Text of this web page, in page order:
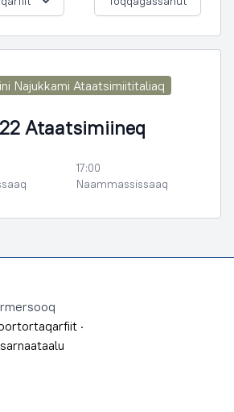
Najukkami Ataatsimiititaliaq
Ataatsimiineq
17:00
Naammassissaaq
·